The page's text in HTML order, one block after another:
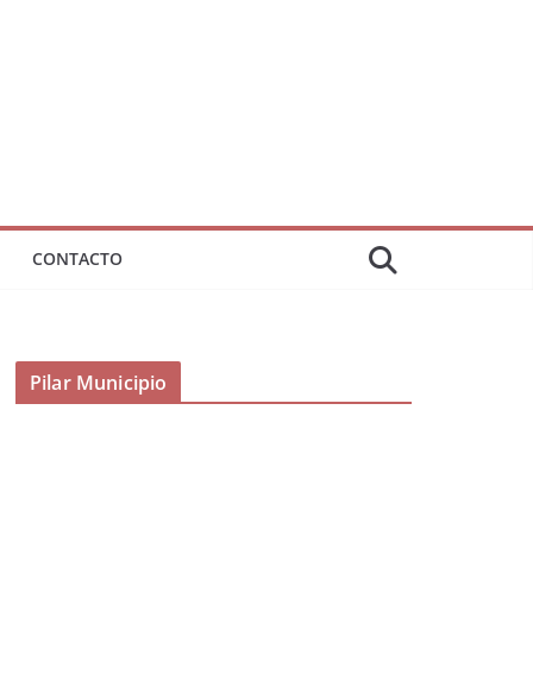
CONTACTO
Pilar Municipio